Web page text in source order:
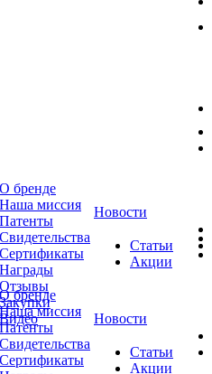
О бренде
Наша миссия
Патенты
Свидетельства
Сертификаты
Награды
Отзывы
Закупки
Видео
Новости
Статьи
Акции
О бренде
Наша миссия
Патенты
Свидетельства
Сертификаты
Новости
Статьи
Акции